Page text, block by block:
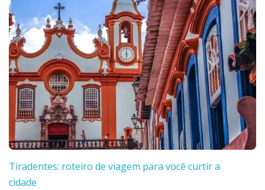
Tiradentes: roteiro de viagem para você curtir a
cidade